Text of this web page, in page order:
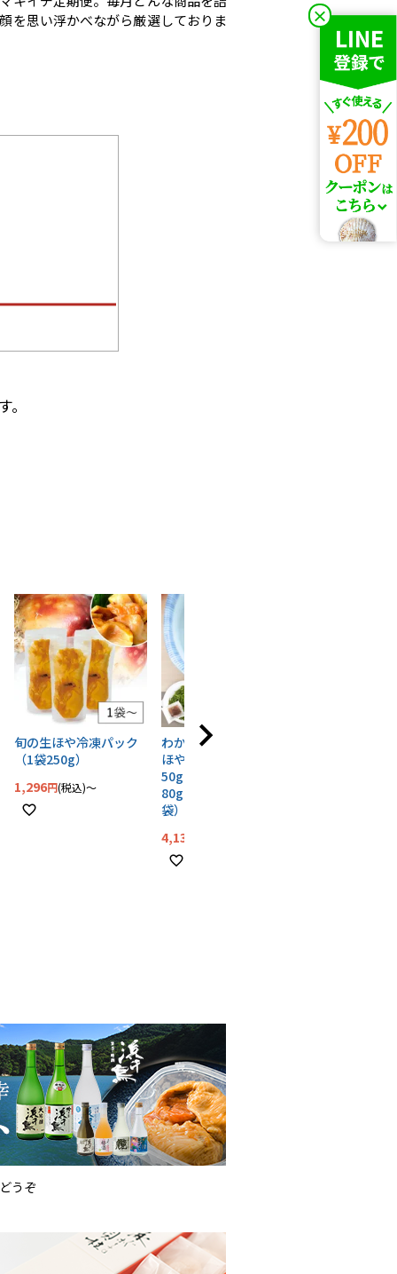
×
を思い浮かべながら厳選しておりま
旬の生ほや冷凍パック
（1袋250g）
1,296 税込 〜
わかめ・めかぶ・冷凍
ほやセット (塩蔵わかめ
50g×5袋・冷凍めかぶ
80g×6、冷凍ほや×1
袋）
4,134
うぞ